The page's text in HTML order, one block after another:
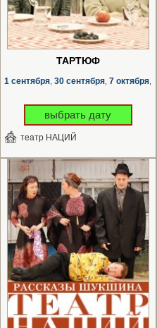
ТАРТЮФ
1 сентября 30 сентября 7 октября
выбрать дату
театр НАЦИЙ